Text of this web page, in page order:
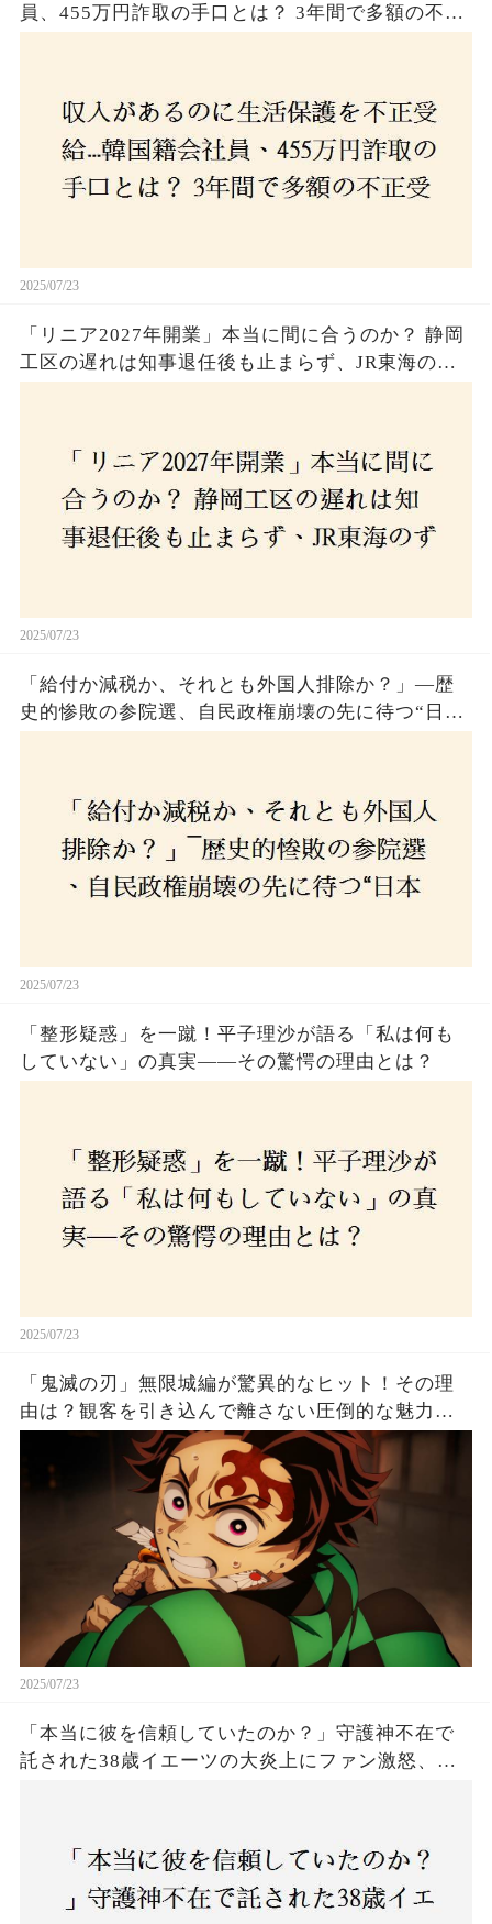
員、455万円詐取の手口とは？ 3年間で多額の不正
2025/07/23
「リニア2027年開業」本当に間に合うのか？ 静岡
工区の遅れは知事退任後も止まらず、JR東海のず
2025/07/23
「給付か減税か、それとも外国人排除か？」―歴
史的惨敗の参院選、自民政権崩壊の先に待つ“日本
2025/07/23
「整形疑惑」を一蹴！平子理沙が語る「私は何も
していない」の真実——その驚愕の理由とは？
2025/07/23
「鬼滅の刃」無限城編が驚異的なヒット！その理
由は？観客を引き込んで離さない圧倒的な魅力と
2025/07/23
「本当に彼を信頼していたのか？」守護神不在で
託された38歳イエーツの大炎上にファン激怒、ド